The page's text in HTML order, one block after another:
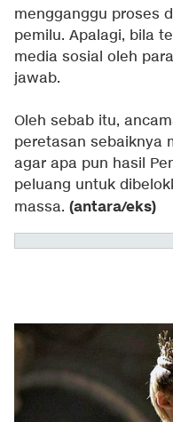
mengganggu proses
pemilu. Apalagi, bila
media sosial oleh
jawab.
Oleh sebab itu,
peretasan sebaiknya
agar apa pun hasil
peluang untuk
massa. (antara/eks)